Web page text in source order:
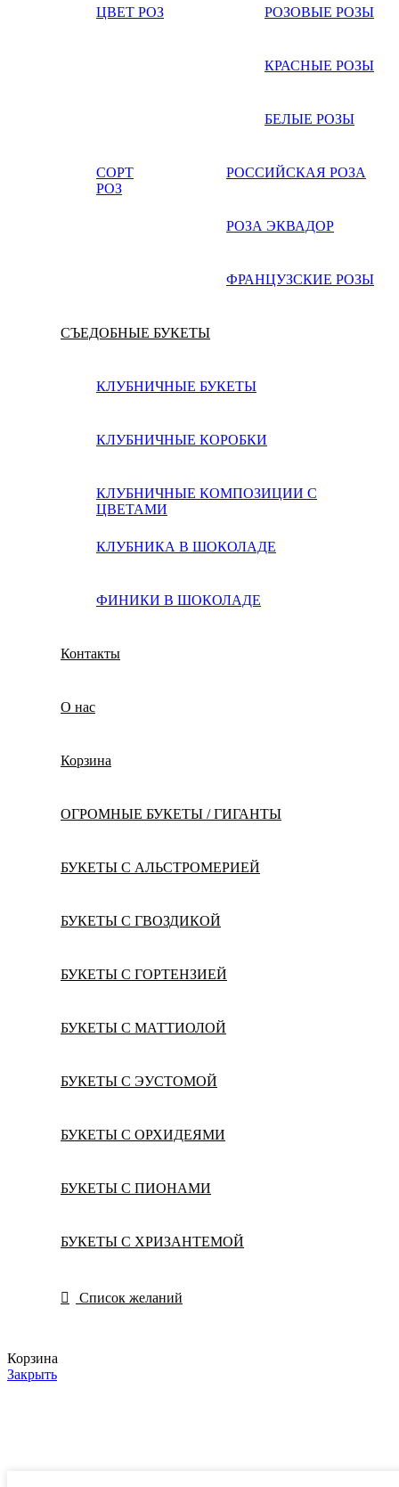
ЦВЕТ РОЗ РОЗОВЫЕ РОЗЫ
КРАСНЫЕ РОЗЫ
БЕЛЫЕ РОЗЫ
СОРТ
РОЗ
РОССИЙСКАЯ РОЗА
РОЗА ЭКВАДОР
ФРАНЦУЗСКИЕ РОЗЫ
СЪЕДОБНЫЕ БУКЕТЫ
КЛУБНИЧНЫЕ БУКЕТЫ
КЛУБНИЧНЫЕ КОРОБКИ
КЛУБНИЧНЫЕ КОМПОЗИЦИИ С
ЦВЕТАМИ
КЛУБНИКА В ШОКОЛАДЕ
ФИНИКИ В ШОКОЛАДЕ
Контакты
О нас
Корзина
ОГРОМНЫЕ БУКЕТЫ / ГИГАНТЫ
БУКЕТЫ С АЛЬСТРОМЕРИЕЙ
БУКЕТЫ С ГВОЗДИКОЙ
БУКЕТЫ С ГОРТЕНЗИЕЙ
БУКЕТЫ С МАТТИОЛОЙ
БУКЕТЫ С ЭУСТОМОЙ
БУКЕТЫ С ОРХИДЕЯМИ
БУКЕТЫ С ПИОНАМИ
БУКЕТЫ С ХРИЗАНТЕМОЙ
Список желаний
Корзина
Закрыть